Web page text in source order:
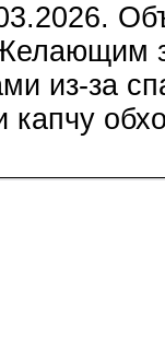
из-за
капчу